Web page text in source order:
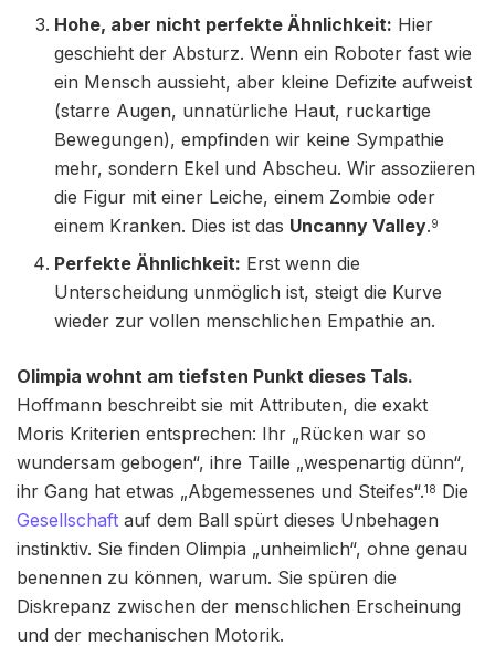
Hohe, aber nicht perfekte Ähnlichkeit: Hier
geschieht der Absturz. Wenn ein Roboter fast wie
ein Mensch aussieht, aber kleine Defizite aufweist
(starre Augen, unnatürliche Haut, ruckartige
Bewegungen), empfinden wir keine Sympathie
mehr, sondern Ekel und Abscheu. Wir assoziieren
die Figur mit einer Leiche, einem Zombie oder
einem Kranken. Dies ist das Uncanny Valley.9
Perfekte Ähnlichkeit: Erst wenn die
Unterscheidung unmöglich ist, steigt die Kurve
wieder zur vollen menschlichen Empathie an.
Olimpia wohnt am tiefsten Punkt dieses Tals.
Hoffmann beschreibt sie mit Attributen, die exakt
Moris Kriterien entsprechen: Ihr „Rücken war so
wundersam gebogen“, ihre Taille „wespenartig dünn“,
ihr Gang hat etwas „Abgemessenes und Steifes“.18 Die
Gesellschaft auf dem Ball spürt dieses Unbehagen
instinktiv. Sie finden Olimpia „unheimlich“, ohne genau
benennen zu können, warum. Sie spüren die
Diskrepanz zwischen der menschlichen Erscheinung
und der mechanischen Motorik.